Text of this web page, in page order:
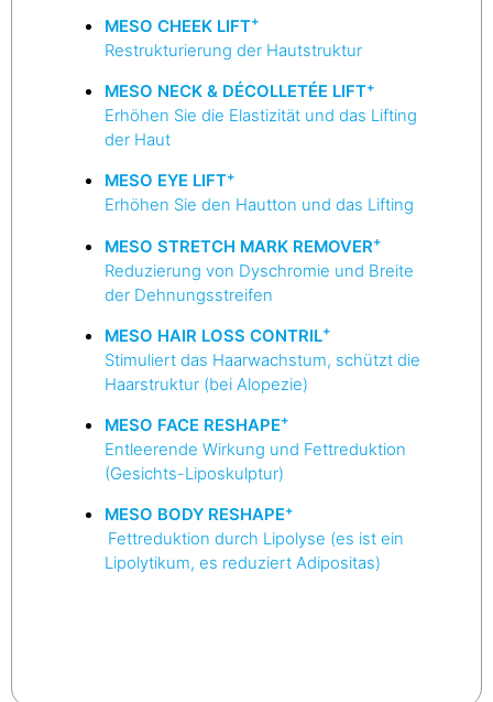
MESO CHEEK LIFT+
Restrukturierung der Hautstruktur
MESO NECK & DÉCOLLETÉE LIFT+
Erhöhen Sie die Elastizität und das Lifting
der Haut
MESO EYE LIFT+
Erhöhen Sie den Hautton und das Lifting
MESO STRETCH MARK REMOVER+
Reduzierung von Dyschromie und Breite
der Dehnungsstreifen
MESO HAIR LOSS CONTRIL+
Stimuliert das Haarwachstum, schützt die
Haarstruktur (bei Alopezie)
MESO FACE RESHAPE+
Entleerende Wirkung und Fettreduktion
(Gesichts-Liposkulptur)
MESO BODY RESHAPE+
Fettreduktion durch Lipolyse (es ist ein
Lipolytikum, es reduziert Adipositas)